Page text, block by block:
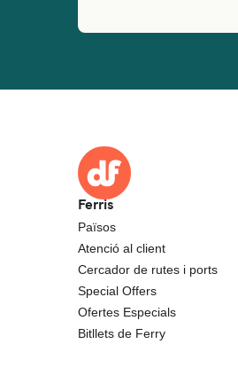
Ferris
Països
Atenció al client
Cercador de rutes i ports
Special Offers
Ofertes Especials
Bitllets de Ferry